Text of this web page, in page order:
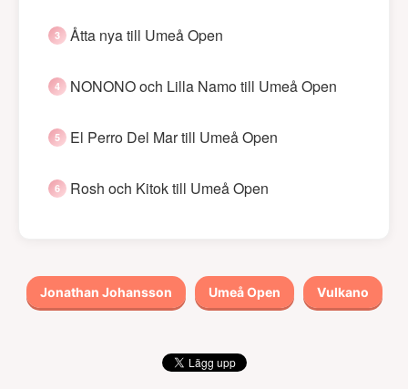
Åtta nya till Umeå Open
NONONO och Lilla Namo till Umeå Open
El Perro Del Mar till Umeå Open
Rosh och Kitok till Umeå Open
Jonathan Johansson Umeå Open Vulkano